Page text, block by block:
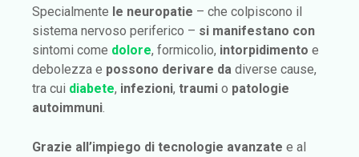
Specialmente le neuropatie – che colpiscono il
sistema nervoso periferico – si manifestano con
sintomi come dolore, formicolio, intorpidimento e
debolezza e possono derivare da diverse cause,
tra cui diabete, infezioni, traumi o patologie
autoimmuni.
Grazie all’impiego di tecnologie avanzate e al